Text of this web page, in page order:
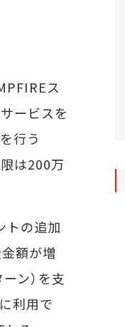
ス
ービスを
行う
は200万
トの追加
額が増
ン）を支
利用で